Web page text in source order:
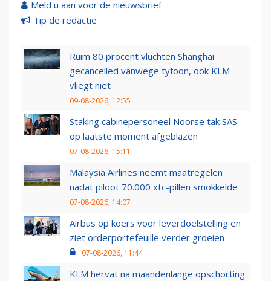
Meld u aan voor de nieuwsbrief
Tip de redactie
Ruim 80 procent vluchten Shanghai
gecancelled vanwege tyfoon, ook KLM
vliegt niet
09-08-2026, 12:55
Staking cabinepersoneel Noorse tak SAS
op laatste moment afgeblazen
07-08-2026, 15:11
Malaysia Airlines neemt maatregelen
nadat piloot 70.000 xtc-pillen smokkelde
07-08-2026, 14:07
Airbus op koers voor leverdoelstelling en
ziet orderportefeuille verder groeien
07-08-2026, 11:44
KLM hervat na maandenlange opschorting